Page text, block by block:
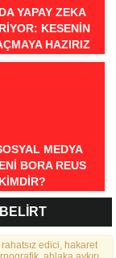
YAPAY ZEKA
KESENIN
HAZIRIZ
MEDYA
BORA REUS
KIMDIR?
edici, hakaret